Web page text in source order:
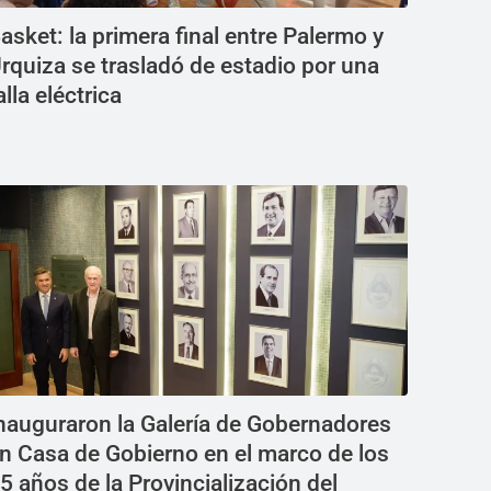
la primera final entre Palermo y
se trasladó de estadio por una
eléctrica
la Galería de Gobernadores
Casa de Gobierno en el marco de los
años de la Provincialización del